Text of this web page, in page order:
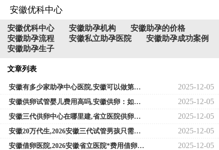
安徽优科中心
安徽优科中心 安徽助孕机构
安徽助孕的价格
安徽助孕流程
安徽私立助孕医院
安徽助孕成功案例
安徽助孕生子
文章列表
安徽有多少家助孕中心医院,安徽可以做第三代试管的医院排名,2026 安徽热门助 2025-12-05
安徽供卵试管婴儿费用高吗,安徽供卵：如何选择合适的供卵机构？ 2025-12-05
安徽三代供卵中心在哪里建,省立医院供卵试管婴儿_安徽省立医院试管婴儿成功 2025-12-05
安徽20万代生,2026安徽三代试管男孩只需要20万内附费用明细一览 2025-12-05
安徽借卵医院,2026安徽省立医院*费用借卵*子做试管费用明细揭晓 2025-12-05